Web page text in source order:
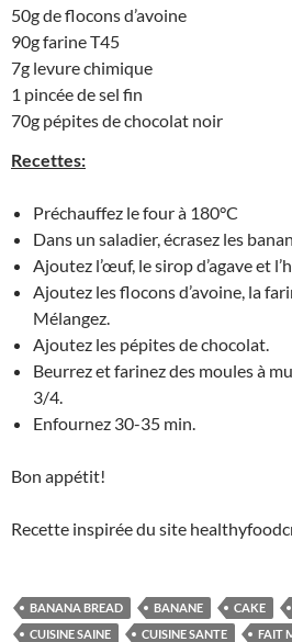
50g de flocons d’avoine
90g farine T45
7g levure chimique
1 pincée de sel fin
70g pépites de chocolat noir
Recettes:
Préchauffez le four à 180°C
Dans un saladier, écrasez les
Ajoutez l’œuf, le sirop d’agave et
Ajoutez les flocons d’avoine, la
Mélangez.
Ajoutez les pépites de chocolat.
Beurrez et farinez des moules à
3/4.
Enfournez 30-35 min.
Bon appétit!
Recette inspirée du site
BANANA BREAD BANANE CAKE
CUISINE SAINE
CUISINE SANTE FAIT